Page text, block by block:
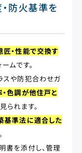
防火基準を
・性能で交換す
ムです。
スや防犯合わせガ
・色調が他住戸と
られます。
基準法に適合した
書を添付し、管理